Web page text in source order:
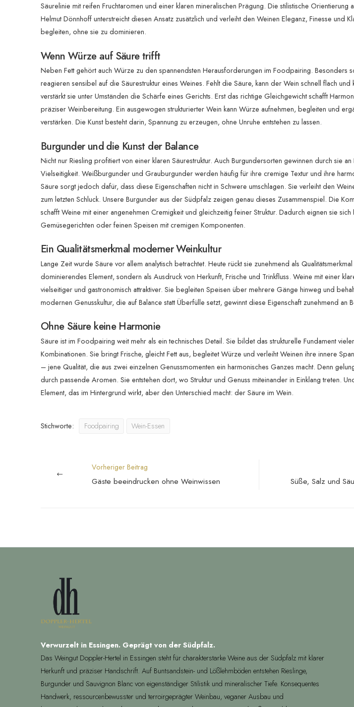
Säurelinie mit reifen Fruchtaromen und einer klaren mineralischen Prägung. Die stilistische Orientierung
Helmut Dönnhoff unterstreicht diesen Ansatz zusätzlich und verleiht den Weinen Eleganz, Finesse und
begleiten, ohne sie zu dominieren.
Wenn Würze auf Säure trifft
Neben Fett gehört auch Würze zu den spannendsten Herausforderungen im Foodpairing. Besonders
reagieren sensibel auf die Säurestruktur eines Weines. Fehlt die Säure, kann der Wein schnell flach
verstärkt sie unter Umständen die Schärfe eines Gerichts. Erst das richtige Gleichgewicht schafft
präziser Weinbereitung. Ein ausgewogen strukturierter Wein kann Würze aufnehmen, begleiten und
verstärken. Die Kunst besteht darin, Spannung zu erzeugen, ohne Unruhe entstehen zu lassen.
Burgunder und die Kunst der Balance
Nicht nur Riesling profitiert von einer klaren Säurestruktur. Auch Burgundersorten gewinnen durch sie an
Vielseitigkeit. Weißburgunder und Grauburgunder werden häufig für ihre cremige Textur und ihre
Säure sorgt jedoch dafür, dass diese Eigenschaften nicht in Schwere umschlagen. Sie verleiht den
zum letzten Schluck. Unsere Burgunder aus der Südpfalz zeigen genau dieses Zusammenspiel. Die
schafft Weine mit einer angenehmen Cremigkeit und gleichzeitig feiner Struktur. Dadurch eignen sie
Gemüsegerichten oder feinen Speisen mit cremigen Komponenten.
Ein Qualitätsmerkmal moderner Weinkultur
Lange Zeit wurde Säure vor allem analytisch betrachtet. Heute rückt sie zunehmend als
dominierendes Element, sondern als Ausdruck von Herkunft, Frische und Trinkfluss. Weine mit einer
vielseitiger und gastronomisch attraktiver. Sie begleiten Speisen über mehrere Gänge hinweg und
modernen Genusskultur, die auf Balance statt Überfülle setzt, gewinnt diese Eigenschaft zunehmend an
Ohne Säure keine Harmonie
Säure ist im Foodpairing weit mehr als ein technisches Detail. Sie bildet das strukturelle Fundament
Kombinationen. Sie bringt Frische, gleicht Fett aus, begleitet Würze und verleiht Weinen ihre innere
– jene Qualität, die aus zwei einzelnen Genussmomenten ein harmonisches Ganzes macht. Denn
durch passende Aromen. Sie entstehen dort, wo Struktur und Genuss miteinander in Einklang treten.
Element, das im Hintergrund wirkt, aber den Unterschied macht: der Säure im Wein.
Stichworte: Foodpairing Wein-Essen
Vorheriger Beitrag
Gäste beeindrucken ohne Weinwissen Süße, Salz und
Verwurzelt in Essingen. Geprägt von der Südpfalz.
Das Weingut Doppler-Hertel in Essingen steht für charakterstarke Weine aus der Südpfalz mit klarer
Herkunft und präziser Handschrift. Auf Buntsandstein- und Lößlehmböden entstehen Rieslinge,
Burgunder und Sauvignon Blanc von eigenständiger Stilistik und mineralischer Tiefe. Konsequentes
Handwerk, ressourcenbewusster und terroirgeprägter Weinbau, veganer Ausbau und